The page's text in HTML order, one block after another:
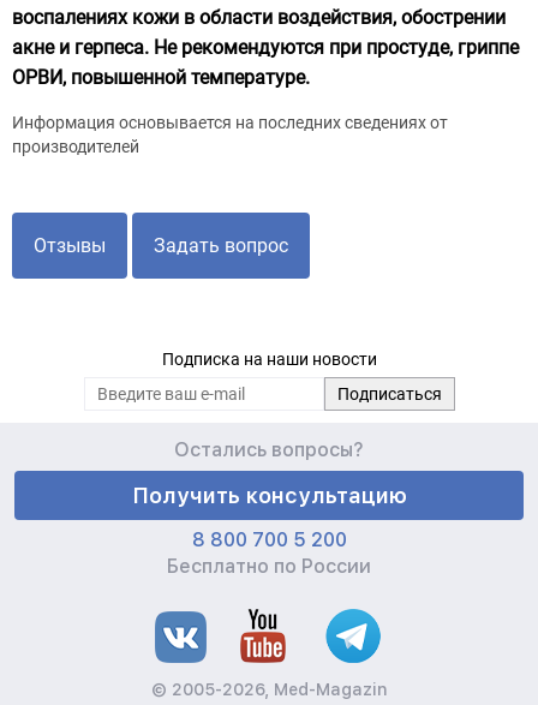
воспалениях кожи в области воздействия, обострении
акне и герпеса. Не рекомендуются при простуде, гриппе
ОРВИ, повышенной температуре.
Информация основывается на последних сведениях от
производителей
Отзывы Задать вопрос
Подписка на наши новости
Остались вопросы?
Получить консультацию
8 800 700 5 200
Бесплатно по России
© 2005-2026, Med-Magazin